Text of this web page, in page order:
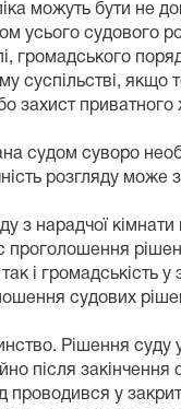
можуть бути не
усього судового
громадського
суспільстві, якщо
захист приватного
судом суворо
розгляду може
з нарадчої
проголошення
і громадськість
судових
Рішення суду
після
проводився у